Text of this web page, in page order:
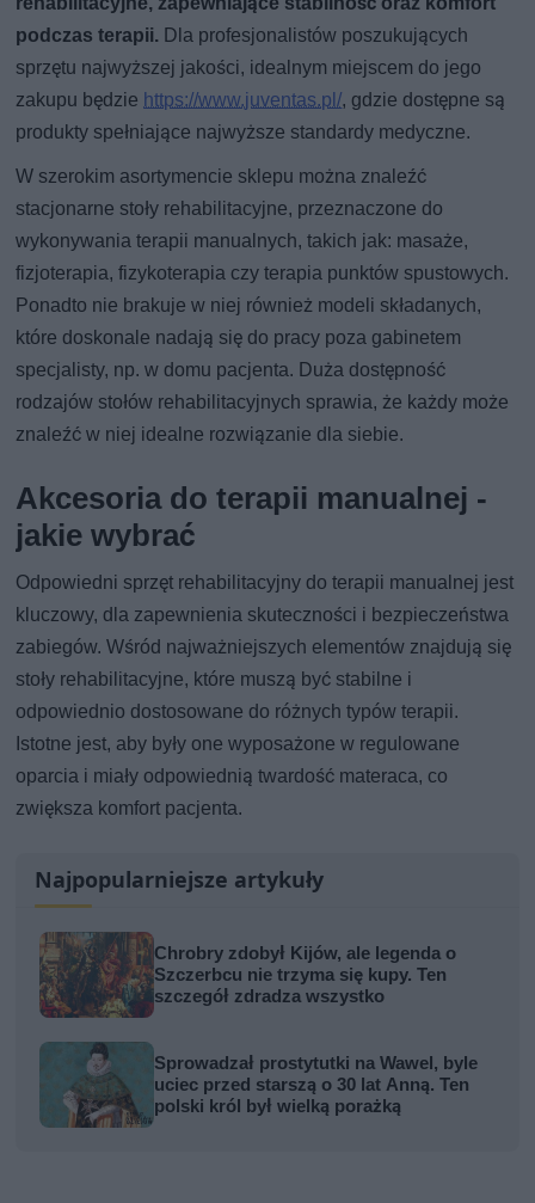
podczas terapii. Dla profesjonalistów poszukujących
sprzętu najwyższej jakości, idealnym miejscem do jego
zakupu będzie https://www.juventas.pl/, gdzie dostępne są
produkty spełniające najwyższe standardy medyczne.
W szerokim asortymencie sklepu można znaleźć
stacjonarne stoły rehabilitacyjne, przeznaczone do
wykonywania terapii manualnych, takich jak: masaże,
fizjoterapia, fizykoterapia czy terapia punktów spustowych.
Ponadto nie brakuje w niej również modeli składanych,
które doskonale nadają się do pracy poza gabinetem
specjalisty, np. w domu pacjenta. Duża dostępność
rodzajów stołów rehabilitacyjnych sprawia, że każdy może
znaleźć w niej idealne rozwiązanie dla siebie.
Akcesoria do terapii manualnej -
jakie wybrać
Odpowiedni sprzęt rehabilitacyjny do terapii manualnej jest
kluczowy, dla zapewnienia skuteczności i bezpieczeństwa
zabiegów. Wśród najważniejszych elementów znajdują się
stoły rehabilitacyjne, które muszą być stabilne i
odpowiednio dostosowane do różnych typów terapii.
Istotne jest, aby były one wyposażone w regulowane
oparcia i miały odpowiednią twardość materaca, co
zwiększa komfort pacjenta.
Najpopularniejsze artykuły
Chrobry zdobył Kijów, ale legenda o
Szczerbcu nie trzyma się kupy. Ten
szczegół zdradza wszystko
Sprowadzał prostytutki na Wawel, byle
uciec przed starszą o 30 lat Anną. Ten
polski król był wielką porażką